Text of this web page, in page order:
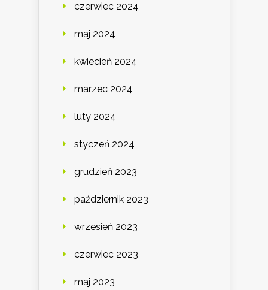
czerwiec 2024
maj 2024
kwiecień 2024
marzec 2024
luty 2024
styczeń 2024
grudzień 2023
październik 2023
wrzesień 2023
czerwiec 2023
maj 2023